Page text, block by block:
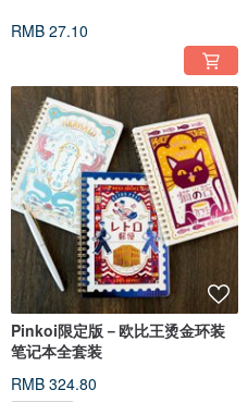
RMB 27.10
Pinkoi限定版－欧比王烫金环装
笔记本全套装
RMB 324.80